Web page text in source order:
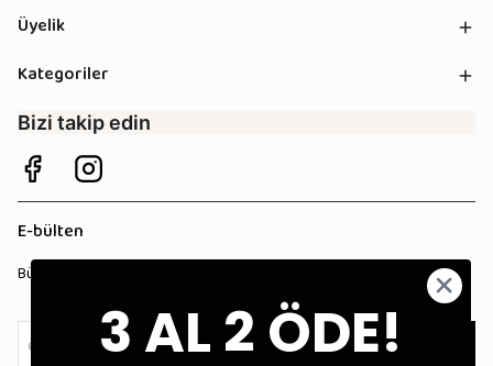
Üyelik
Kategoriler
Bizi takip edin
E-bülten
Bültenimize kaydolun, tüm kampanyalardan anında haberdar olun!
3 AL 2 ÖDE!